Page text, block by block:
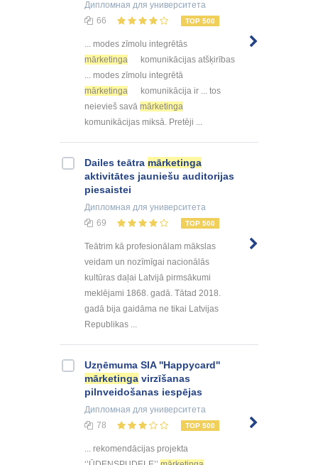
Дипломная для университета
66
TOP 500
... modes zīmolu integrētās
mārketinga
komunikācijas atšķirības
... modes zīmolu integrētā
mārketinga
komunikācija ir ... tos
neievieš savā mārketinga
komunikācijas miksā. Pretēji ...
Dailes teātra mārketinga
aktivitātes jauniešu auditorijas
piesaistei
Дипломная для университета
69
TOP 500
Teātrim kā profesionālam mākslas
veidam un nozīmīgai nacionālās
kultūras daļai Latvijā pirmsākumi
meklējami 1868. gadā. Tātad 2018.
gadā bija gaidāma ne tikai Latvijas
Republikas ...
Uzņēmuma SIA ''Happycard''
mārketinga virzīšanas
pilnveidošanas iespējas
Дипломная для университета
78
TOP 500
... rekomendācijas projekta